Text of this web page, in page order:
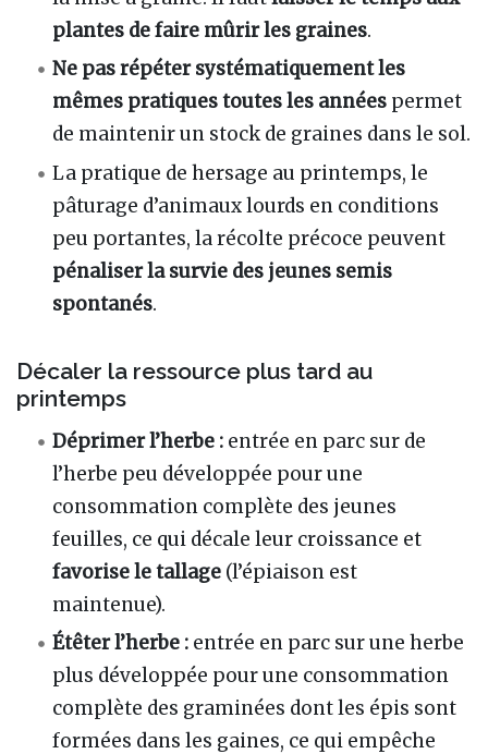
plantes de faire mûrir les graines.
Ne pas répéter systématiquement les
mêmes pratiques toutes les années permet
de maintenir un stock de graines dans le sol.
La pratique de hersage au printemps, le
pâturage d’animaux lourds en conditions
peu portantes, la récolte précoce peuvent
pénaliser la survie des jeunes semis
spontanés.
Décaler la ressource plus tard au
printemps
Déprimer l’herbe : entrée en parc sur de
l’herbe peu développée pour une
consommation complète des jeunes
feuilles, ce qui décale leur croissance et
favorise le tallage (l’épiaison est
maintenue).
Étêter l’herbe : entrée en parc sur une herbe
plus développée pour une consommation
complète des graminées dont les épis sont
formées dans les gaines, ce qui empêche